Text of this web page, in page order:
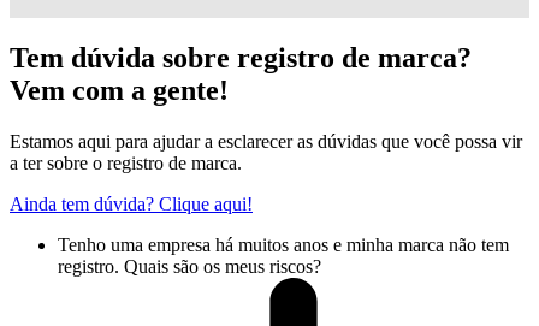
Tem dúvida sobre registro de marca?
Vem com a gente!
Estamos aqui para ajudar a esclarecer as dúvidas que você possa vir
a ter sobre o registro de marca.
Ainda tem dúvida? Clique aqui!
Tenho uma empresa há muitos anos e minha marca não tem
registro. Quais são os meus riscos?